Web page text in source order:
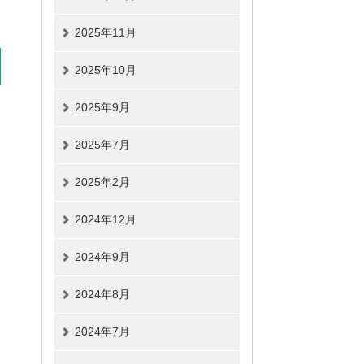
2025年11月
2025年10月
2025年9月
2025年7月
2025年2月
2024年12月
2024年9月
2024年8月
2024年7月